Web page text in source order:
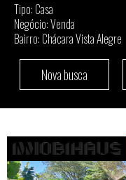
Tipo: Casa
Negócio: Venda
Bairro: Chácara Vista Alegre
Nova busca